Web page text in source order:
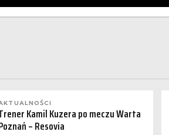
Kamil Kuzera po meczu Warta
– Resovia